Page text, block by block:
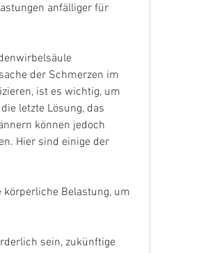
anfälliger für
der Schmerzen im
ist es wichtig, um
letzte Lösung, das
können jedoch
Hier sind einige der
Belastung, um
sein, zukünftige